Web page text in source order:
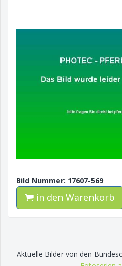
Bild Nummer: 17607-569
in den Warenkorb
Aktuelle Bilder von den